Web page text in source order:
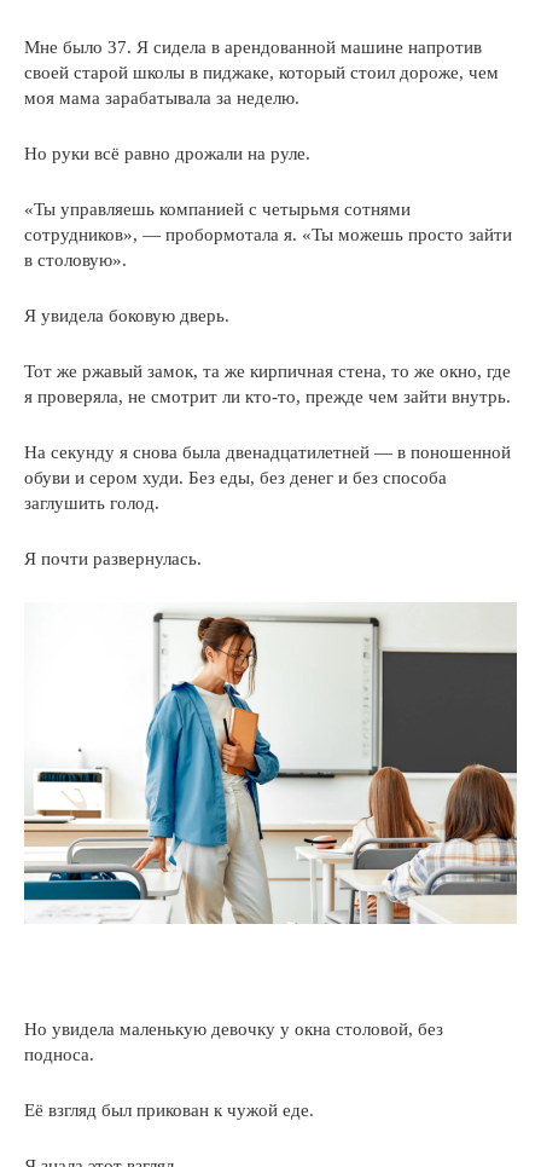
Мне было 37. Я сидела в арендованной машине напротив
своей старой школы в пиджаке, который стоил дороже, чем
моя мама зарабатывала за неделю.
Но руки всё равно дрожали на руле.
«Ты управляешь компанией с четырьмя сотнями
сотрудников», — пробормотала я. «Ты можешь просто зайти
в столовую».
Я увидела боковую дверь.
Тот же ржавый замок, та же кирпичная стена, то же окно, где
я проверяла, не смотрит ли кто-то, прежде чем зайти внутрь.
На секунду я снова была двенадцатилетней — в поношенной
обуви и сером худи. Без еды, без денег и без способа
заглушить голод.
Я почти развернулась.
Но увидела маленькую девочку у окна столовой, без
подноса.
Её взгляд был прикован к чужой еде.